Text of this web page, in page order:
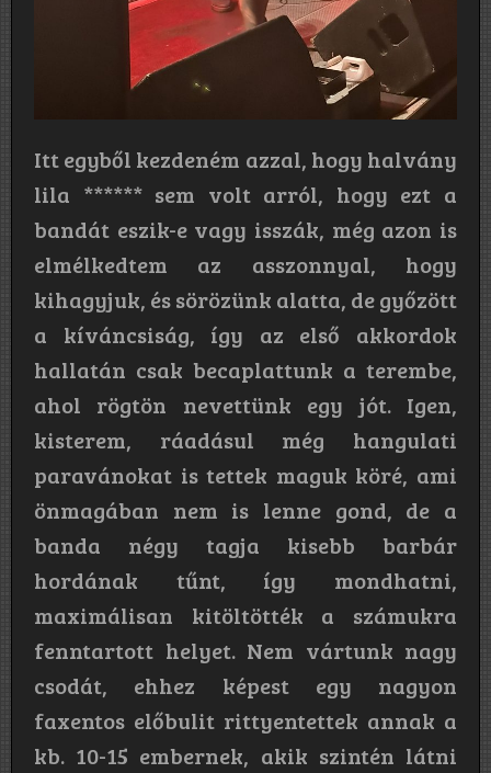
Itt egyből kezdeném azzal, hogy halvány
lila ****** sem volt arról, hogy ezt a
bandát eszik-e vagy isszák, még azon is
elmélkedtem az asszonnyal, hogy
kihagyjuk, és sörözünk alatta, de győzött
a kíváncsiság, így az első akkordok
hallatán csak becaplattunk a terembe,
ahol rögtön nevettünk egy jót. Igen,
kisterem, ráadásul még hangulati
paravánokat is tettek maguk köré, ami
önmagában nem is lenne gond, de a
banda négy tagja kisebb barbár
hordának tűnt, így mondhatni,
maximálisan kitöltötték a számukra
fenntartott helyet. Nem vártunk nagy
csodát, ehhez képest egy nagyon
faxentos előbulit rittyentettek annak a
kb. 10-15 embernek, akik szintén látni